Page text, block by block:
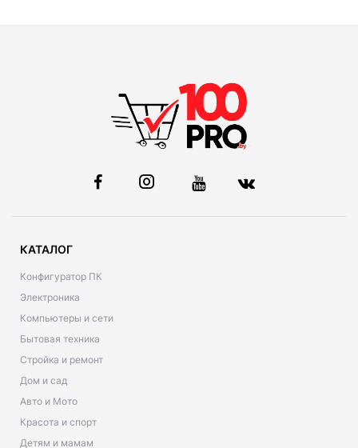
КАТАЛОГ
Конфигуратор ПК
Электроника
Компьютеры и сети
Бытовая техника
Стройка и ремонт
Дом и сад
Авто и Мото
Красота и спорт
Детям и мамам